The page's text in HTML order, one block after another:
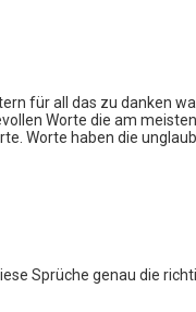
für all das zu danken
Worte die am
Worte haben die
Sprüche genau die